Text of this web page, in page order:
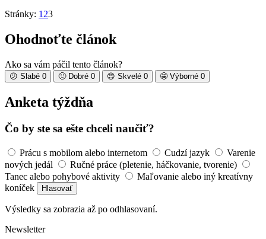
Stránky: 123
Ohodnoťte článok
Ako sa vám páčil tento článok?
😕 Slabé 0 🙂 Dobré 0 😍 Skvelé 0 🤩 Výborné 0
Anketa týždňa
Čo by ste sa ešte chceli naučiť?
Prácu s mobilom alebo internetom Cudzí jazyk
Varenie
nových jedál
Ručné práce (pletenie, háčkovanie, tvorenie)
Tanec alebo pohybové aktivity
Maľovanie alebo iný kreatívny
koníček
Hlasovať
Výsledky sa zobrazia až po odhlasovaní.
Newsletter